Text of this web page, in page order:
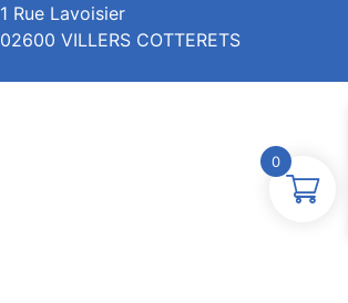
1 Rue Lavoisier
02600 VILLERS COTTERETS
0